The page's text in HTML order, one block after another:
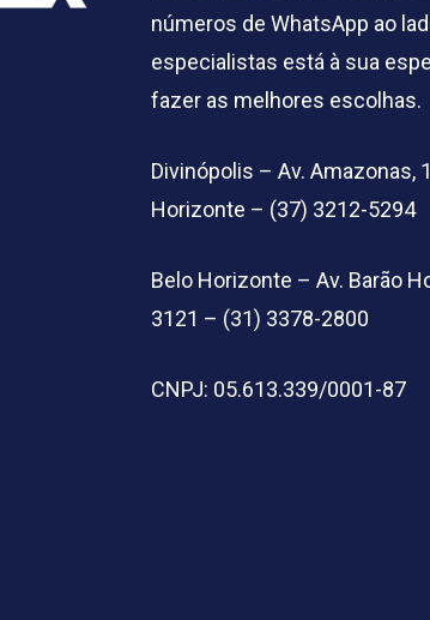
números de WhatsApp ao
especialistas está à sua
fazer as melhores escolhas.
Divinópolis – Av. Amazonas,
Horizonte – (37) 3212-5294
Belo Horizonte – Av. Barão
3121 – (31) 3378-2800
CNPJ: 05.613.339/0001-87